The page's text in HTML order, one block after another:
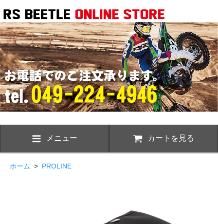
メニュー カートを見る
ホーム > PROLINE